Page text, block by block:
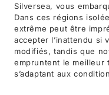
Silversea, vous
Dans ces régions
extrême peut être
accepter l’inattendu si
modifiés, tandis que
empruntent le meilleur
s’adaptant aux